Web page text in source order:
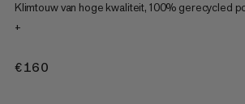
Klimtouw van hoge kwaliteit, 100% gerecycled
+
€160